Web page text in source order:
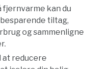
fjernvarme kan du
tiltag,
og sammenligne
at reducere